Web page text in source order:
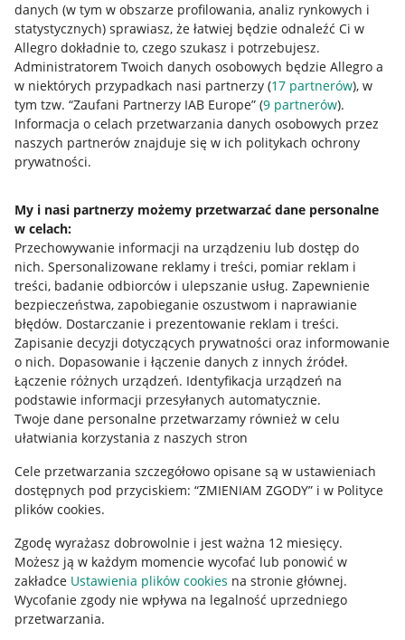
danych (w tym w obszarze profilowania, analiz rynkowych i
statystycznych) sprawiasz, że łatwiej będzie odnaleźć Ci w
Allegro dokładnie to, czego szukasz i potrzebujesz.
Administratorem Twoich danych osobowych będzie Allegro a
w niektórych przypadkach nasi partnerzy (17 partnerów), w
tym tzw. “Zaufani Partnerzy IAB Europe” (9 partnerów).
Informacja o celach przetwarzania danych osobowych przez
naszych partnerów znajduje się w ich politykach ochrony
prywatności.
My i nasi partnerzy możemy przetwarzać dane personalne
w celach:
Przechowywanie informacji na urządzeniu lub dostęp do
nich. Spersonalizowane reklamy i treści, pomiar reklam i
treści, badanie odbiorców i ulepszanie usług. Zapewnienie
bezpieczeństwa, zapobieganie oszustwom i naprawianie
błędów. Dostarczanie i prezentowanie reklam i treści.
Zapisanie decyzji dotyczących prywatności oraz informowanie
o nich. Dopasowanie i łączenie danych z innych źródeł.
Łączenie różnych urządzeń. Identyfikacja urządzeń na
podstawie informacji przesyłanych automatycznie.
Twoje dane personalne przetwarzamy również w celu
ułatwiania korzystania z naszych stron
Cele przetwarzania szczegółowo opisane są w ustawieniach
dostępnych pod przyciskiem: “ZMIENIAM ZGODY” i w Polityce
plików cookies.
Zgodę wyrażasz dobrowolnie i jest ważna 12 miesięcy.
Możesz ją w każdym momencie wycofać lub ponowić w
zakładce Ustawienia plików cookies na stronie głównej.
Wycofanie zgody nie wpływa na legalność uprzedniego
przetwarzania.
Przydatne informacje
Jak to działa
Allegro Gadane dla sprzedających
Allegro Gadane dla kupujących
Mapa miejscowości
Informacje prawne
Regulamin
Polityka plików "cookies"
Ustawienia plików "cookies"
Udostępnianie lokalizacji
Informacje dla Aktu o Usługach Cyfrowych
Pobierz aplikację